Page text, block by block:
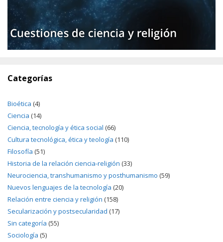
Categorías
Bioética (4)
Ciencia (14)
Ciencia, tecnología y ética social (66)
Cultura tecnológica, ética y teología (110)
Filosofía (51)
Historia de la relación ciencia-religión (33)
Neurociencia, transhumanismo y posthumanismo (59)
Nuevos lenguajes de la tecnología (20)
Relación entre ciencia y religión (158)
Secularización y postsecularidad (17)
Sin categoría (55)
Sociología (5)